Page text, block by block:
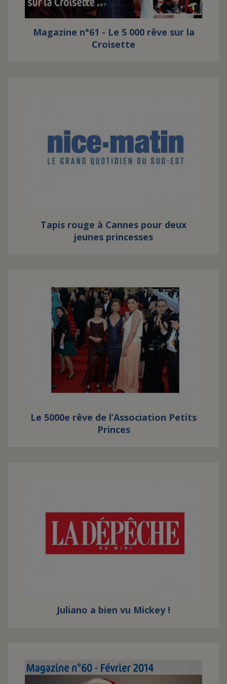
Magazine n°61 - Le 5 000 rêve sur la
Croisette
Tapis rouge à Cannes pour deux
jeunes princesses
Le 5000e rêve de l’Association Petits
Princes
Juliano a bien vu Mickey !